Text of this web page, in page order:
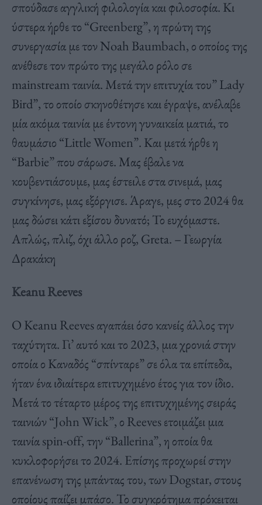
σπούδασε αγγλική φιλολογία και φιλοσοφία. Κι
ύστερα ήρθε το “Greenberg”, η πρώτη της
συνεργασία με τον Noah Baumbach, ο οποίος της
ανέθεσε τον πρώτο της μεγάλο ρόλο σε
mainstream ταινία. Μετά την επιτυχία του” Lady
Bird”, το οποίο σκηνοθέτησε και έγραψε, ανέλαβε
μία ακόμα ταινία με έντονη γυναικεία ματιά, το
θαυμάσιο “Little Women”. Και μετά ήρθε η
“Barbie” που σάρωσε. Μας έβαλε να
κουβεντιάσουμε, μας έστειλε στα σινεμά, μας
συγκίνησε, μας εξόργισε. Άραγε, μες στο 2024 θα
μας δώσει κάτι εξίσου δυνατό; Το ευχόμαστε.
Απλώς, πλιζ, όχι άλλο ροζ, Greta. – Γεωργία
Δρακάκη
Keanu Reeves
O Keanu Reeves αγαπάει όσο κανείς άλλος την
ταχύτητα. Γι’ αυτό και το 2023, μια χρονιά στην
οποία ο Καναδός “σπίνταρε” σε όλα τα επίπεδα,
ήταν ένα ιδιαίτερα επιτυχημένο έτος για τον ίδιο.
Μετά το τέταρτο μέρος της επιτυχημένης σειράς
ταινιών “John Wick”, ο Reeves ετοιμάζει μια
ταινία spin-off, την “Ballerina”, η οποία θα
κυκλοφορήσει το 2024. Επίσης προχωρεί στην
επανένωση της μπάντας του, των Dogstar, στους
οποίους παίζει μπάσο. Το συγκρότημα πρόκειται